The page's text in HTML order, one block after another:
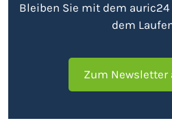
Bleiben Sie mit dem
dem
Zum Newsletter